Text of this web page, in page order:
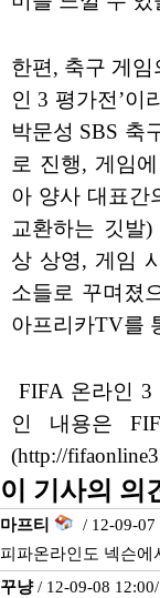
한편, 축구 게임
인 3 평가전’이
박문성 SBS 축
로 진행, 게임
아 양사 대표간
교환하는 깃발
상 상영, 게임
소들로 꾸며졌
아프리카TV를
FIFA 온라인 3
인 내용은
(http://
이 기사의 의
마프티 / 12-09-07
피파온라인도 넥슨에
꾸냥/ 12-09-08 12:00/